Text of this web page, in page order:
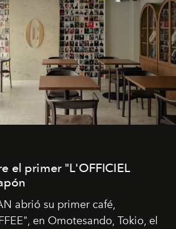
el primer "L'OFFICIEL
abrió su primer café,
en Omotesando, Tokio, el